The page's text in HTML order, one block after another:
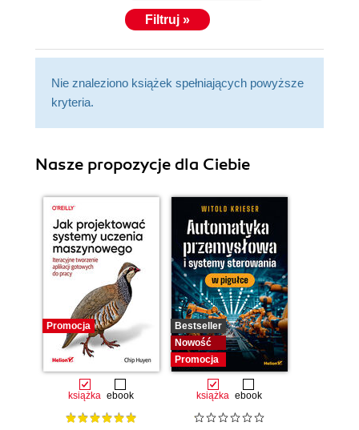
Filtruj »
Nie znaleziono książek spełniających powyższe
kryteria.
Nasze propozycje dla Ciebie
Promocja
książka ebook
Bestseller
Nowość
Promocja
książka ebook